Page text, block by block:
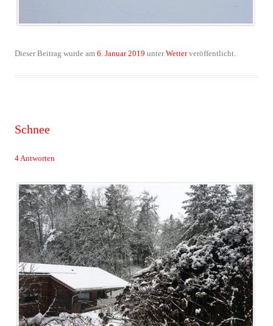
Dieser Beitrag wurde am 6. Januar 2019 unterWetterveröffentlicht.
Schnee
4 Antworten